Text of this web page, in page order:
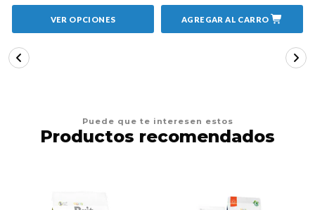
VER OPCIONES AGREGAR AL CARRO
Puede que te interesen estos
Productos recomendados